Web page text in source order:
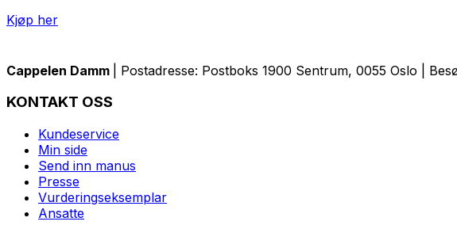
Kjøp her
Cappelen Damm | Postadresse: Postboks 1900 Sentrum, 0055 Oslo |
KONTAKT OSS
Kundeservice
Min side
Send inn manus
Presse
Vurderingseksemplar
Ansatte